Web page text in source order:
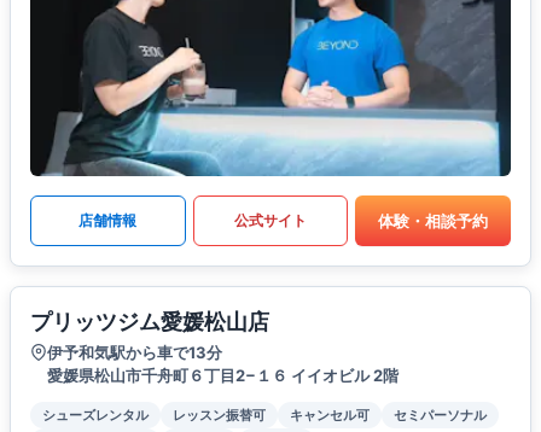
店舗情報 公式サイト 体験・相談予約
プリッツジム愛媛松山店
伊予和気駅から車で13分
愛媛県松山市千舟町６丁目2−１６ イイオビル 2階
シューズレンタル レッスン振替可 キャンセル可
セミパーソナル